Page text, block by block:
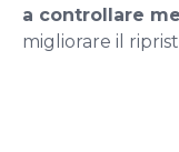
a controllare
migliorare il